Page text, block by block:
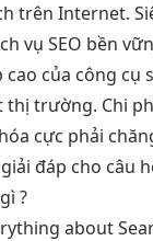
trên Internet.
vụ SEO bền
của công cụ
thị trường. Chi
cực phải
đáp cho câu
?